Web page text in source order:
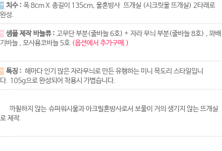
- 치수 : 폭 8cm X 총길이 135cm, 울혼방사 뜨개실 (시크릿울 뜨개실) 2타래로
완성.
- 샘플 제작 바늘류 : 고무단 부분(줄바늘 6호) + 자라 무늬 부분(줄바늘 8호) , 꽈배
기바늘 , 모사용코바늘 5호 (옵션에서 추가구매.)
- 특징 : 해마다 인기 많은 자라무늬로 만든 유행하는 미니 목도리 스타일입니
다. 105g으로 완성되어 착용시 가볍습니다.
까칠하지 않는 슈퍼워시울과 아크릴혼방사로서 보풀이 거의 생기지 않는 뜨개실
로 제작.